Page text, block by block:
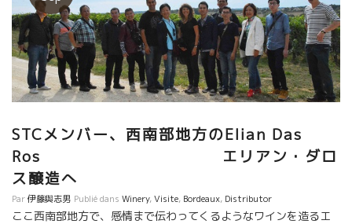
STCメンバー、西南部地方のElian Das
Ros エリアン・ダロ
ス醸造へ
Par伊藤與志男 Publié dans Winery,Visite, Bordeaux, Distributor
ここ西南部地方で、感情まで伝わってくるようなワインを造るエ